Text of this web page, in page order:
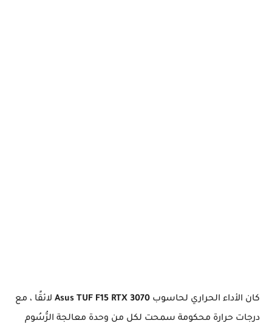
كان الأداء الحراري لحاسوب Asus TUF F15 RTX 3070 لائقًا ، مع
درجات حرارة محكومة سمحت لكل من وحدة معالجة الرُّسُوم